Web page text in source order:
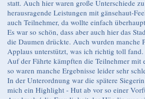
statt. Auch hier waren große Unterschiede
herausragende Leistungen mit gänsehaut-
auch Teilnehmer, da wollte einfach
Es war so schön, dass aber auch hier das
die Daumen drückte. Auch wurden manche
Applaus unterstützt, was ich richtig toll fand.
Auf der Fährte kämpften die Teilnehmer mit
so waren manche Ergebnisse leider sehr
In der Unterordnung war die spätere
mich ein Highlight - Hut ab vor so einer